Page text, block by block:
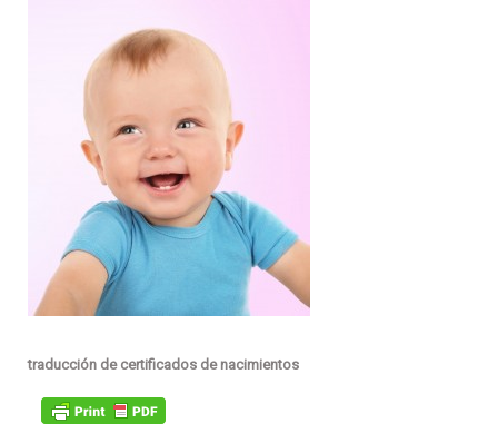
traducción de certificados de nacimientos